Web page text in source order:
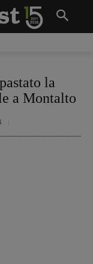
la
a Montalto